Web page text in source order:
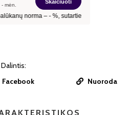
Dalintis:
Facebook Nuoroda